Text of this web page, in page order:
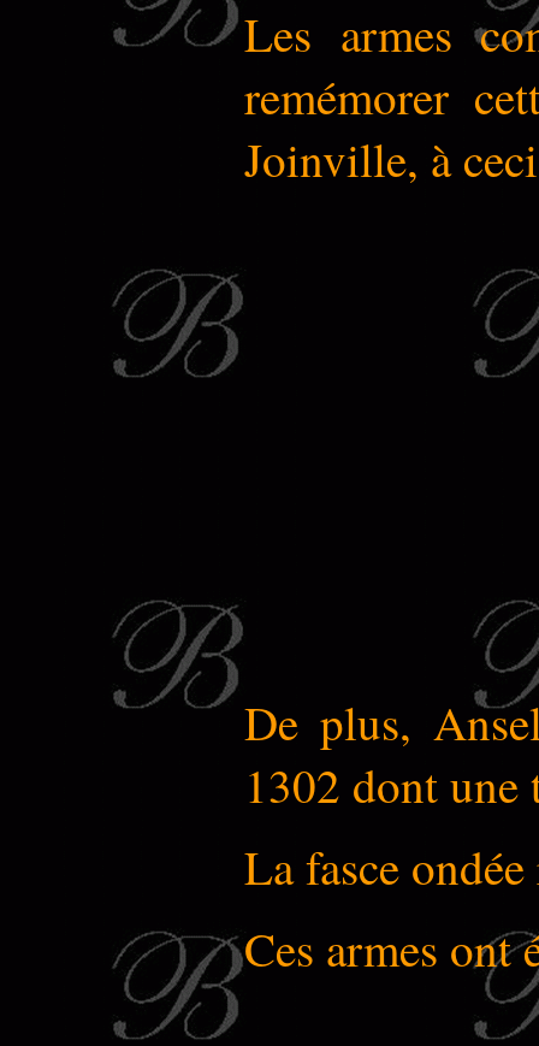
Les armes
remémorer
Joinville, à
De plus,
1302 dont une
La fasce
Ces armes ont